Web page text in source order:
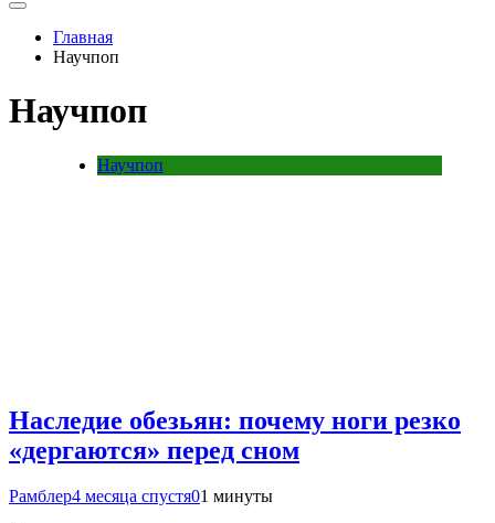
Главная
Научпоп
Научпоп
Научпоп
Наследие обезьян: почему ноги резко
«дергаются» перед сном
Рамблер4 месяца спустя01 минуты